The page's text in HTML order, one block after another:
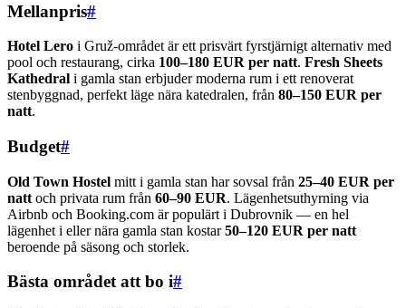
Mellanpris#
Hotel Lero i Gruž-området är ett prisvärt fyrstjärnigt alternativ med
pool och restaurang, cirka 100–180 EUR per natt. Fresh Sheets
Kathedral i gamla stan erbjuder moderna rum i ett renoverat
stenbyggnad, perfekt läge nära katedralen, från 80–150 EUR per
natt.
Budget#
Old Town Hostel mitt i gamla stan har sovsal från 25–40 EUR per
natt och privata rum från 60–90 EUR. Lägenhetsuthyrning via
Airbnb och Booking.com är populärt i Dubrovnik — en hel
lägenhet i eller nära gamla stan kostar50–120 EUR per natt
beroende på säsong och storlek.
Bästa området att bo i#